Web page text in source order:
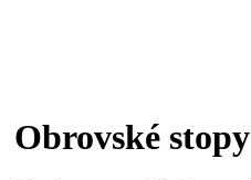
Obrovské stopy